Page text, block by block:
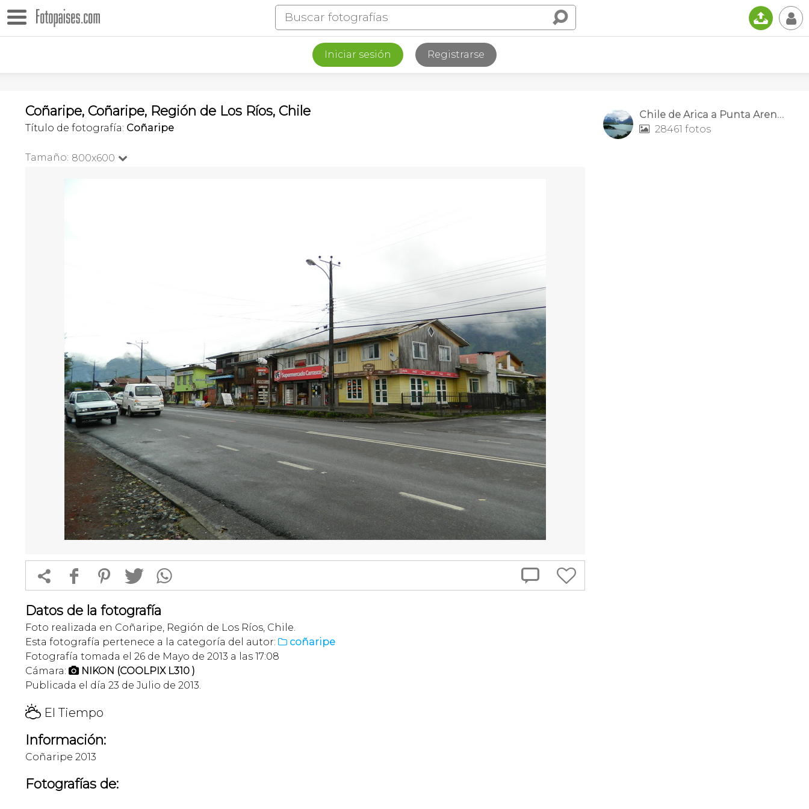
📤 👤
Iniciar sesión Registrarse
Coñaripe, Coñaripe, Región de Los Ríos, Chile
Título de fotografía: Coñaripe
Tamaño: 800x600 
 f 1 T  
Datos de la fotografía
Foto realizada en Coñaripe, Región de Los Ríos, Chile.
Esta fotografía pertenece a la categoría del autor:  coñaripe
Fotografía tomada el 26 de Mayo de 2013 a las 17:08
Cámara:  NIKON (COOLPIX L310 )
Publicada el día 23 de Julio de 2013.
H El Tiempo
Información:
Coñaripe 2013
Fotografías de:
Chile de Arica a Punta Arenas
 28461 fotos